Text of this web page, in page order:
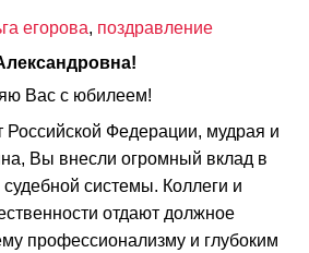
егорова, поздравление
Вас с юбилеем!
Федерации, мудрая и
Вы внесли огромный вклад в
судебной системы. Коллеги и
отдают должное
профессионализму и глубоким